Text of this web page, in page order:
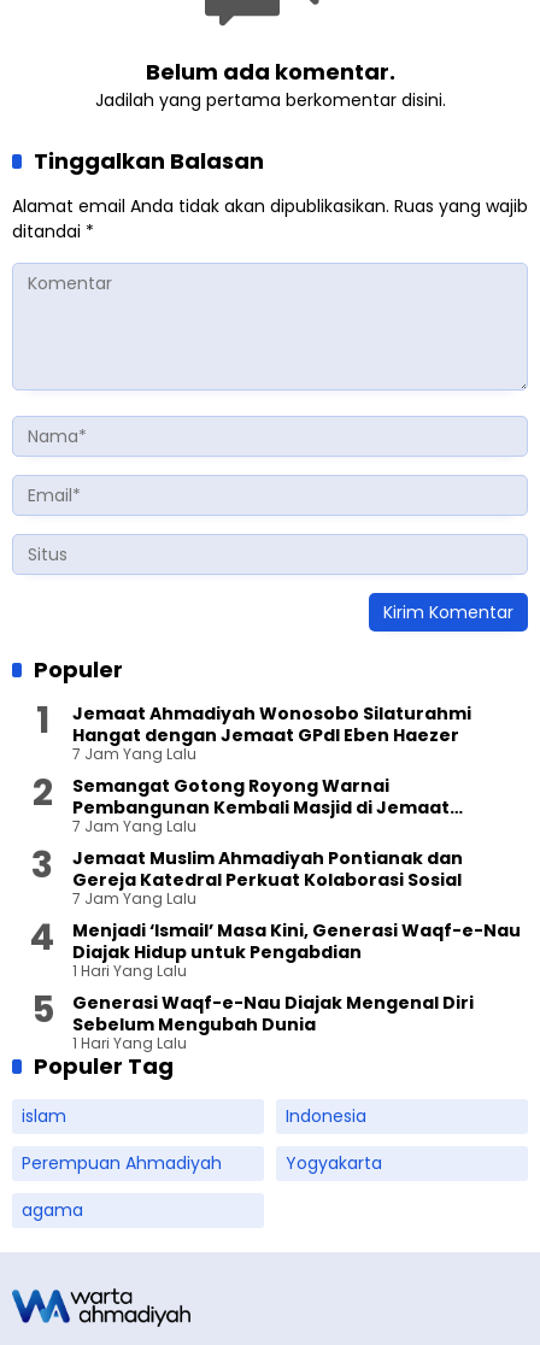
Belum ada komentar.
Jadilah yang pertama berkomentar disini.
Tinggalkan Balasan
Alamat email Anda tidak akan dipublikasikan. Ruas yang wajib
ditandai *
Populer
Jemaat Ahmadiyah Wonosobo Silaturahmi
Hangat dengan Jemaat GPdI Eben Haezer
7 Jam Yang Lalu
Semangat Gotong Royong Warnai
Pembangunan Kembali Masjid di Jemaat
Ahmadiyah Sukapura
7 Jam Yang Lalu
Jemaat Muslim Ahmadiyah Pontianak dan
Gereja Katedral Perkuat Kolaborasi Sosial
7 Jam Yang Lalu
Menjadi ‘Ismail’ Masa Kini, Generasi Waqf-e-Nau
Diajak Hidup untuk Pengabdian
1 Hari Yang Lalu
Generasi Waqf-e-Nau Diajak Mengenal Diri
Sebelum Mengubah Dunia
1 Hari Yang Lalu
Populer Tag
islam
Indonesia
Perempuan Ahmadiyah
Yogyakarta
agama